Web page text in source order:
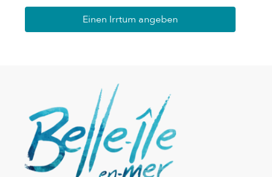
Einen Irrtum angeben